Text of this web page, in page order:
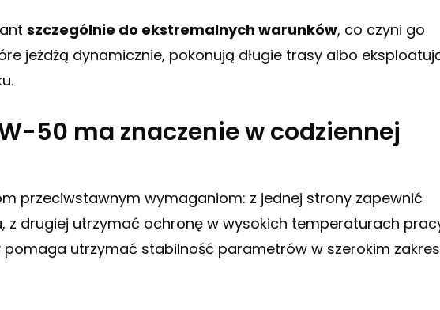
szczególnie do ekstremalnych warunków, co czyni go
jeżdżą dynamicznie, pokonują długie trasy albo
50 ma znaczenie w codziennej
przeciwstawnym wymaganiom: z jednej strony zapewnić
z drugiej utrzymać ochronę w wysokich temperaturach
utrzymać stabilność parametrów w szerokim